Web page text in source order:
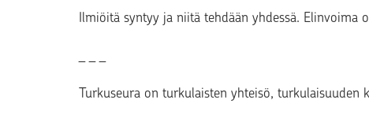
Ilmiöitä syntyy ja niitä tehdään yhdessä. Elinvoima
Turkuseura on turkulaisten yhteisö, turkulaisuuden